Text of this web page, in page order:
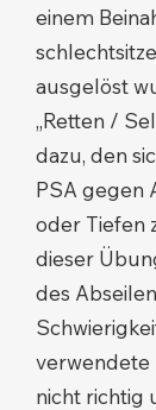
einem
ausgelöst
„Retten /
dazu, den
PSA gegen
oder Tiefen
dieser
des
verwendete
nicht richtig